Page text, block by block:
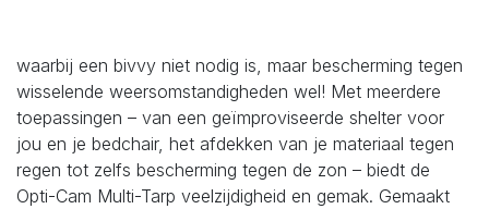
waarbij een bivvy niet nodig is, maar bescherming tegen
wisselende weersomstandigheden wel! Met meerdere
toepassingen – van een geïmproviseerde shelter voor
jou en je bedchair, het afdekken van je materiaal tegen
regen tot zelfs bescherming tegen de zon – biedt de
Opti-Cam Multi-Tarp veelzijdigheid en gemak. Gemaakt